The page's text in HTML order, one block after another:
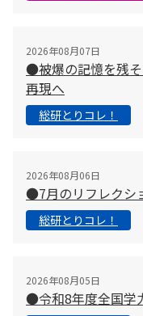
2026年08月07日
●被爆の記憶を残
再現へ
総研とりコレ！
2026年08月06日
●7月のリフレクシ
総研とりコレ！
2026年08月05日
●令和8年度全国学